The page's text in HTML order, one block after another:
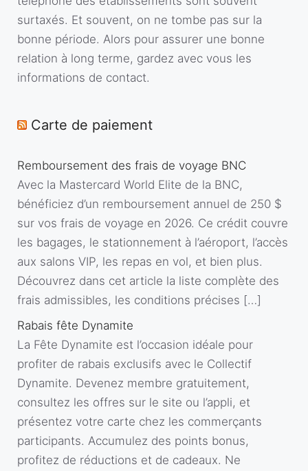
surtaxés. Et souvent, on ne tombe pas sur la
bonne période. Alors pour assurer une bonne
relation à long terme, gardez avec vous les
informations de contact.
Carte de paiement
Remboursement des frais de voyage BNC
Avec la Mastercard World Elite de la BNC,
bénéficiez d’un remboursement annuel de 250 $
sur vos frais de voyage en 2026. Ce crédit couvre
les bagages, le stationnement à l’aéroport, l’accès
aux salons VIP, les repas en vol, et bien plus.
Découvrez dans cet article la liste complète des
frais admissibles, les conditions précises […]
Rabais fête Dynamite
La Fête Dynamite est l’occasion idéale pour
profiter de rabais exclusifs avec le Collectif
Dynamite. Devenez membre gratuitement,
consultez les offres sur le site ou l’appli, et
présentez votre carte chez les commerçants
participants. Accumulez des points bonus,
profitez de réductions et de cadeaux. Ne